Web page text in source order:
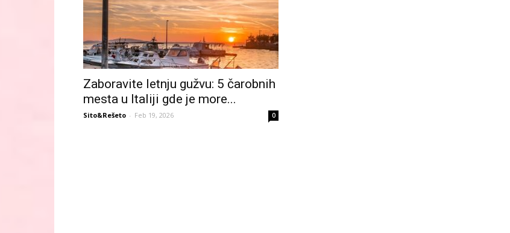
Zaboravite letnju gužvu: 5 čarobnih
mesta u Italiji gde je more...
Sito&Rešeto - Feb 19, 2026 0